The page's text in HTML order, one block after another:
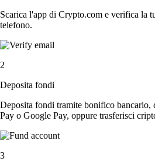
Scarica l'app di Crypto.com e verifica la
telefono.
2
Deposita fondi
Deposita fondi tramite bonifico bancario,
Pay o Google Pay, oppure trasferisci
3